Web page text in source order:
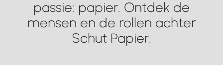
passie: papier. Ontdek de
mensen en de rollen achter
Schut Papier.